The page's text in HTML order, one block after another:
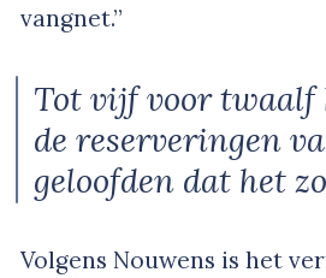
vangnet.”
Tot vijf voor twaalf
de reserveringen
geloofden dat het
Volgens Nouwens is het